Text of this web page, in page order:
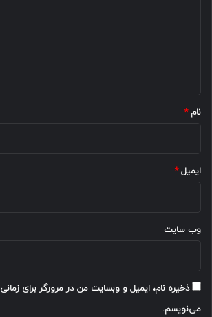
نام*
ایمیل*
وب‌ سایت
ذخیره نام، ایمیل و وبسایت من در مرورگر برای
می‌نویسم.